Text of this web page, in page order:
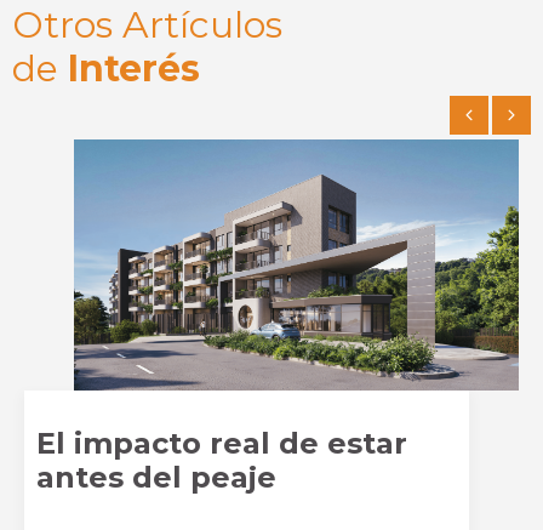
Otros Artículos
de Interés
El impacto real de estar
antes del peaje